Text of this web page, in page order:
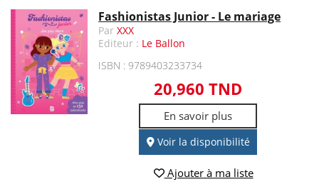
Fashionistas Junior - Le mariage
ParXXX
Editeur : Le Ballon
ISBN : 9789403233734
20,960 TND
En savoir plus
Voir la disponibilité
Ajouter à ma liste